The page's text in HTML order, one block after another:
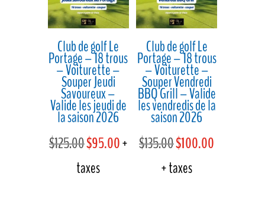
Club de golf Le
Portage – 18 trous
– Voiturette –
Souper Jeudi
Savoureux –
Valide les jeudi de
la saison 2026
$125.00Le
prix
$95.00Le
+
taxes
Club de golf Le
Portage – 18 trous
– Voiturette –
Souper Vendredi
BBQ Grill – Valide
les vendredis de la
saison 2026
$135.00Le
prix
$100.00
+ taxes